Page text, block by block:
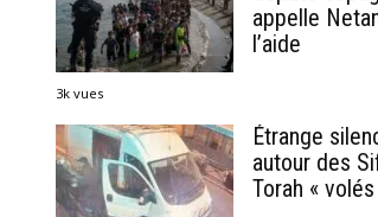
appelle
l’aide
3k vues
Étrange
autour des
Torah «